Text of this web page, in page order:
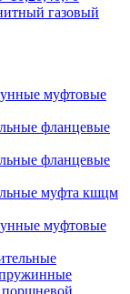
газовый
муфтовые
фланцевые
фланцевые
муфта кшцм
муфтовые
поршневой